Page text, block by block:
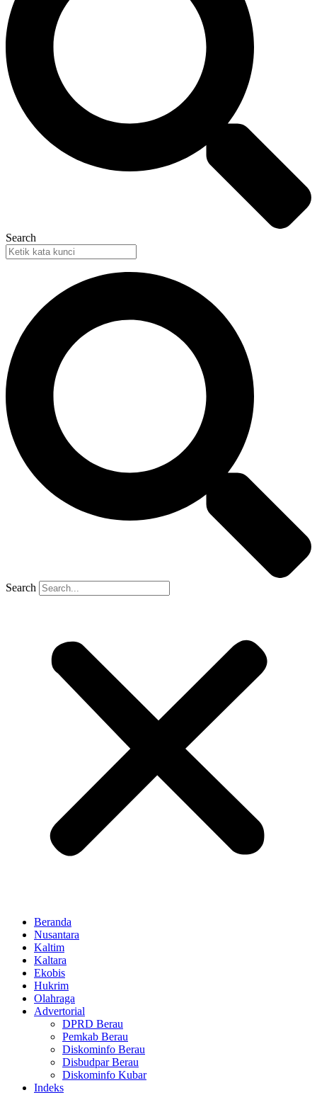
Search
Search
Beranda
Nusantara
Kaltim
Kaltara
Ekobis
Hukrim
Olahraga
Advertorial
DPRD Berau
Pemkab Berau
Diskominfo Berau
Disbudpar Berau
Diskominfo Kubar
Indeks